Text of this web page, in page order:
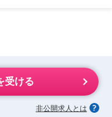
受ける
非公開求人とは